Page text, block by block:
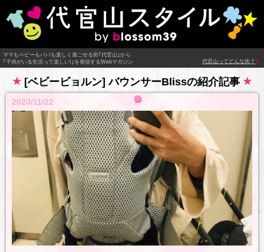
ママもベビーもパパも楽しく過ごせる街｢代官山｣から
｢子供がいる生活って楽しい!｣を発信するWebマガジン
代官山ってどんな街？
[ベビービョルン] バウンサーBlissの紹介記事
2020/11/22